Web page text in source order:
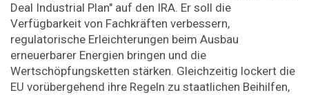
Deal Industrial Plan" auf den IRA. Er soll die
Verfügbarkeit von Fachkräften verbessern,
regulatorische Erleichterungen beim Ausbau
erneuerbarer Energien bringen und die
Wertschöpfungsketten stärken. Gleichzeitig lockert die
EU vorübergehend ihre Regeln zu staatlichen Beihilfen,